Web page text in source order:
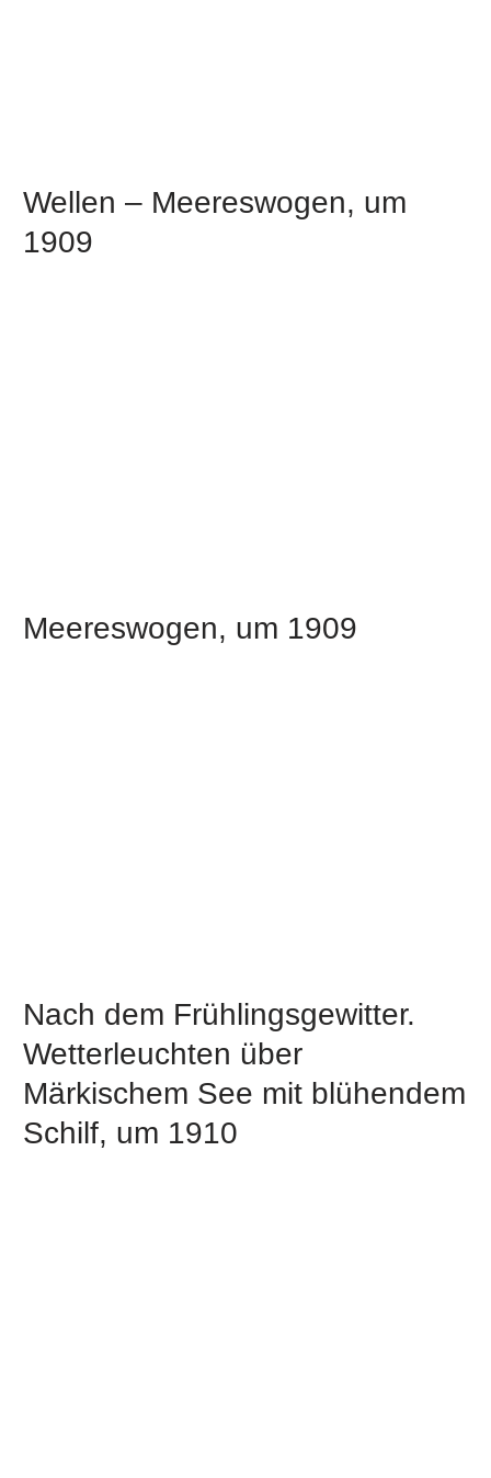
Wellen – Meereswogen, um
1909
Meereswogen, um 1909
Nach dem Frühlingsgewitter.
Wetterleuchten über
Märkischem See mit blühendem
Schilf, um 1910